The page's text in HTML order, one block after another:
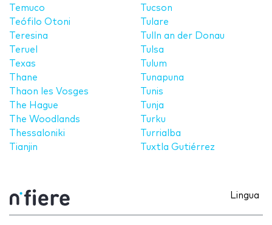
Temuco
Teófilo Otoni
Teresina
Teruel
Texas
Thane
Thaon les Vosges
The Hague
The Woodlands
Thessaloniki
Tianjin
Tucson
Tulare
Tulln an der Donau
Tulsa
Tulum
Tunapuna
Tunis
Tunja
Turku
Turrialba
Tuxtla Gutiérrez
Lingua